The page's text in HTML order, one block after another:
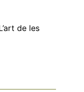
de les